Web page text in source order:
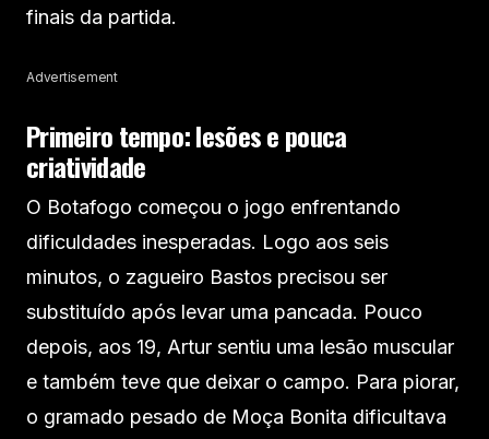
finais da partida.
Advertisement
Primeiro tempo: lesões e pouca
criatividade
O Botafogo começou o jogo enfrentando
dificuldades inesperadas. Logo aos seis
minutos, o zagueiro Bastos precisou ser
substituído após levar uma pancada. Pouco
depois, aos 19, Artur sentiu uma lesão muscular
e também teve que deixar o campo. Para piorar,
o gramado pesado de Moça Bonita dificultava